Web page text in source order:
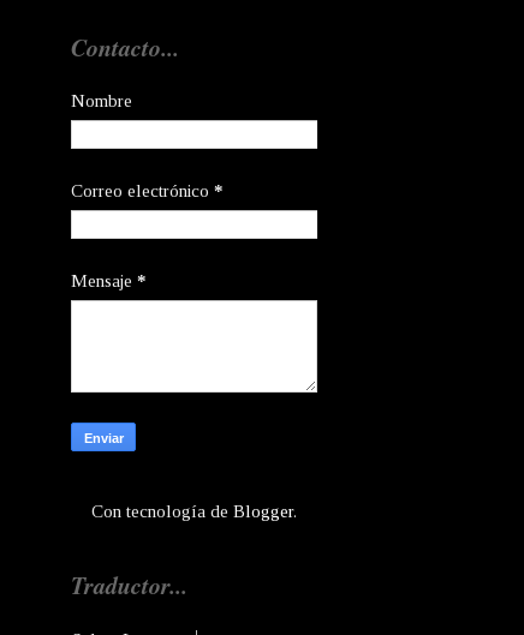
Contacto...
Nombre
Correo electrónico *
Mensaje *
Con tecnología de Blogger.
Traductor...